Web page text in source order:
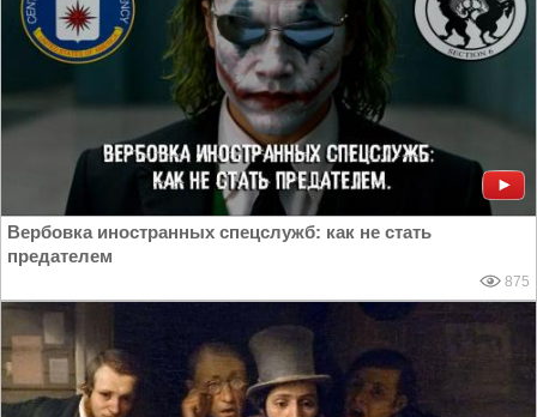
Вербовка иностранных спецслужб: как не стать
предателем
875